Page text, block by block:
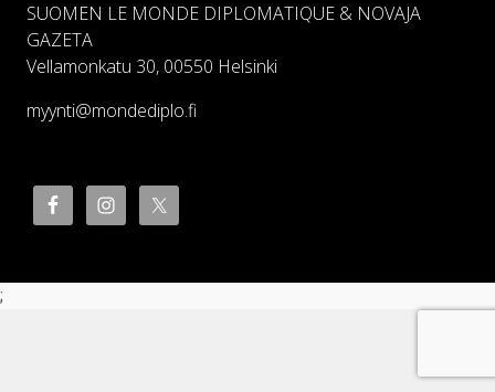
SUOMEN LE MONDE DIPLOMATIQUE & NOVAJA
GAZETA
Vellamonkatu 30, 00550 Helsinki
myynti@mondediplo.fi
;